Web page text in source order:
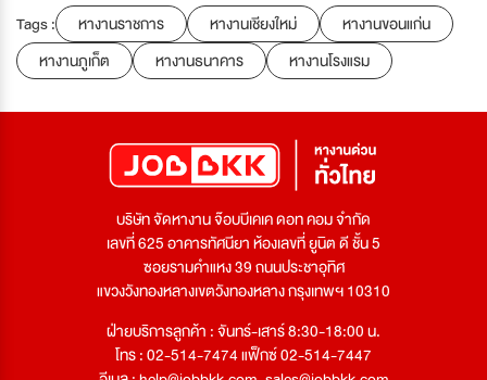
Tags : หางานราชการ หางานเชียงใหม่
หางานขอนแก่น
หางานภูเก็ต
หางานธนาคาร หางานโรงแรม
บริษัท จัดหางาน จ๊อบบีเคเค ดอท คอม จำกัด
เลขที่ 625 อาคารทัศนียา ห้องเลขที่ ยูนิต ดี ชั้น 5
ซอยรามคำแหง 39 ถนนประชาอุทิศ
แขวงวังทองหลางเขตวังทองหลาง กรุงเทพฯ 10310
ฝ่ายบริการลูกค้า : จันทร์-เสาร์ 8:30-18:00 น.
โทร : 02-514-7474 แฟ็กซ์ 02-514-7447